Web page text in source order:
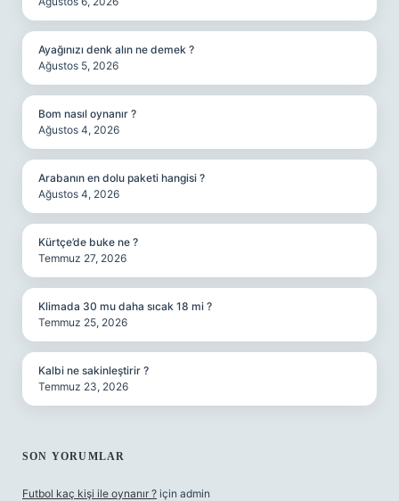
Ayağınızı denk alın ne demek ?
Ağustos 5, 2026
Bom nasıl oynanır ?
Ağustos 4, 2026
Arabanın en dolu paketi hangisi ?
Ağustos 4, 2026
Kürtçe’de buke ne ?
Temmuz 27, 2026
Klimada 30 mu daha sıcak 18 mi ?
Temmuz 25, 2026
Kalbi ne sakinleştirir ?
Temmuz 23, 2026
SON YORUMLAR
Futbol kaç kişi ile oynanır ? için admin